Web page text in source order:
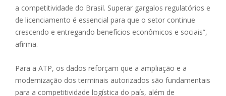
a competitividade do Brasil. Superar gargalos regulatórios e
de licenciamento é essencial para que o setor continue
crescendo e entregando benefícios econômicos e sociais”,
afirma.
Para a ATP, os dados reforçam que a ampliação e a
modernização dos terminais autorizados são fundamentais
para a competitividade logística do país, além de